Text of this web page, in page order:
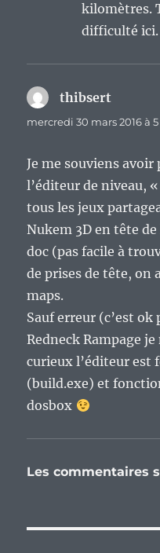
kilomètres.
difficulté ici.
thibsert
mercredi 30 mars 2016 à
Je me souviens
l’éditeur de niveau,
tous les jeux
Nukem 3D en tête
doc (pas facile à
de prises de tête, on
maps.
Sauf erreur (c’est
Redneck Rampage
curieux l’éditeur est
(build.exe) et
dosbox
Les commentaires